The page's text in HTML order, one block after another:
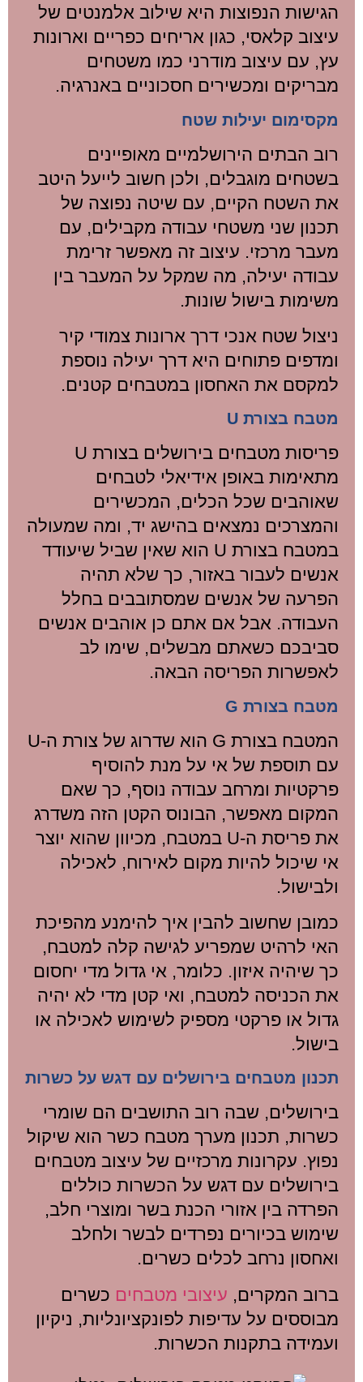
הגישות הנפוצות היא שילוב אלמנטים של
עיצוב קלאסי, כגון אריחים כפריים וארונות
עץ, עם עיצוב מודרני כמו משטחים
מבריקים ומכשירים חסכוניים באנרגיה.
מקסימום יעילות שטח
רוב הבתים הירושלמיים מאופיינים
בשטחים מוגבלים, ולכן חשוב לייעל היטב
את השטח הקיים, עם שיטה נפוצה של
תכנון שני משטחי עבודה מקבילים, עם
מעבר מרכזי. עיצוב זה מאפשר זרימת
עבודה יעילה, מה שמקל על המעבר בין
משימות בישול שונות.
ניצול שטח אנכי דרך ארונות צמודי קיר
ומדפים פתוחים היא דרך יעילה נוספת
למקסם את האחסון במטבחים קטנים.
מטבח בצורת U
פריסות מטבחים בירושלים בצורת U
מתאימות באופן אידיאלי לטבחים
שאוהבים שכל הכלים, המכשירים
והמצרכים נמצאים בהישג יד, ומה שמעולה
במטבח בצורת U הוא שאין שביל שיעודד
אנשים לעבור באזור, כך שלא תהיה
הפרעה של אנשים שמסתובבים בחלל
העבודה. אבל אם אתם כן אוהבים אנשים
סביבכם כשאתם מבשלים, שימו לב
לאפשרות הפריסה הבאה.
מטבח בצורת G
המטבח בצורת G הוא שדרוג של צורת ה-U
עם תוספת של אי על מנת להוסיף
פרקטיות ומרחב עבודה נוסף, כך שאם
המקום מאפשר, הבונוס הקטן הזה משדרג
את פריסת ה-U במטבח, מכיוון שהוא יוצר
אי שיכול להיות מקום לאירוח, לאכילה
ולבישול.
כמובן שחשוב להבין איך להימנע מהפיכת
האי לרהיט שמפריע לגישה קלה למטבח,
כך שיהיה איזון. כלומר, אי גדול מדי יחסום
את הכניסה למטבח, ואי קטן מדי לא יהיה
גדול או פרקטי מספיק לשימוש לאכילה או
בישול.
תכנון מטבחים בירושלים עם דגש על כשרות
בירושלים, שבה רוב התושבים הם שומרי
כשרות, תכנון מערך מטבח כשר הוא שיקול
נפוץ. עקרונות מרכזיים של עיצוב מטבחים
בירושלים עם דגש על הכשרות כוללים
הפרדה בין אזורי הכנת בשר ומוצרי חלב,
שימוש בכיורים נפרדים לבשר ולחלב
ואחסון נרחב לכלים כשרים.
ברוב המקרים, עיצובי מטבחים כשרים
מבוססים על עדיפות לפונקציונליות, ניקיון
ועמידה בתקנות הכשרות.